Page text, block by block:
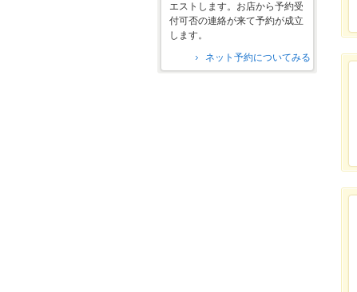
エストします。お店から予約受
付可否の連絡が来て予約が成立
します。
ネット予約についてみる